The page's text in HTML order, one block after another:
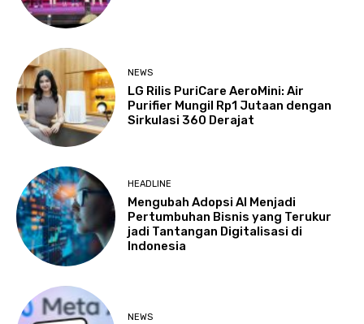
NEWS
LG Rilis PuriCare AeroMini: Air
Purifier Mungil Rp1 Jutaan dengan
Sirkulasi 360 Derajat
HEADLINE
Mengubah Adopsi AI Menjadi
Pertumbuhan Bisnis yang Terukur
jadi Tantangan Digitalisasi di
Indonesia
NEWS